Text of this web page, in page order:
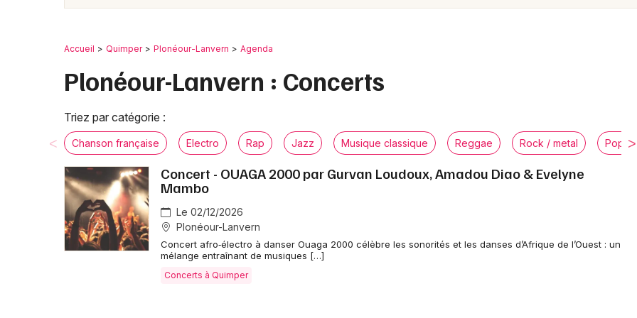
Sorties famille
Expos
Concerts dans le Finistère
Mulhouse
Nice
Strasbourg
Toulouse
Accueil Quimper Plonéour-Lanvern Agenda
Plonéour-Lanvern : Concerts
Triez par catégorie :
Chanson française Electro Rap Jazz Musique classique Reggae Rock / metal Pop /
Concert - OUAGA 2000 par Gurvan Loudoux, Amadou Diao & Evelyne
Mambo
Le 02/12/2026
Plonéour-Lanvern
Concert afro‑électro à danser Ouaga 2000 célèbre les sonorités et les danses d’Afrique de l’Ouest : un
mélange entraînant de musiques […]
Concerts à Quimper